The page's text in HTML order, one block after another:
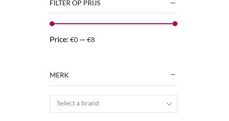
FILTER OP PRIJS
Price: €0 — €8
MERK
Select a brand